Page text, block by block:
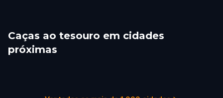
Caças ao tesouro em cidades
próximas